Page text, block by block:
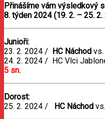
Přinášíme vám výsledkový
8. týden 2024 (19. 2. – 25. 2.
Junioři:
23. 2. 2024 / HC Náchod
24. 2. 2024 / HC Vlci
5 sn.
Dorost:
25. 2. 2024 / HC Náchod